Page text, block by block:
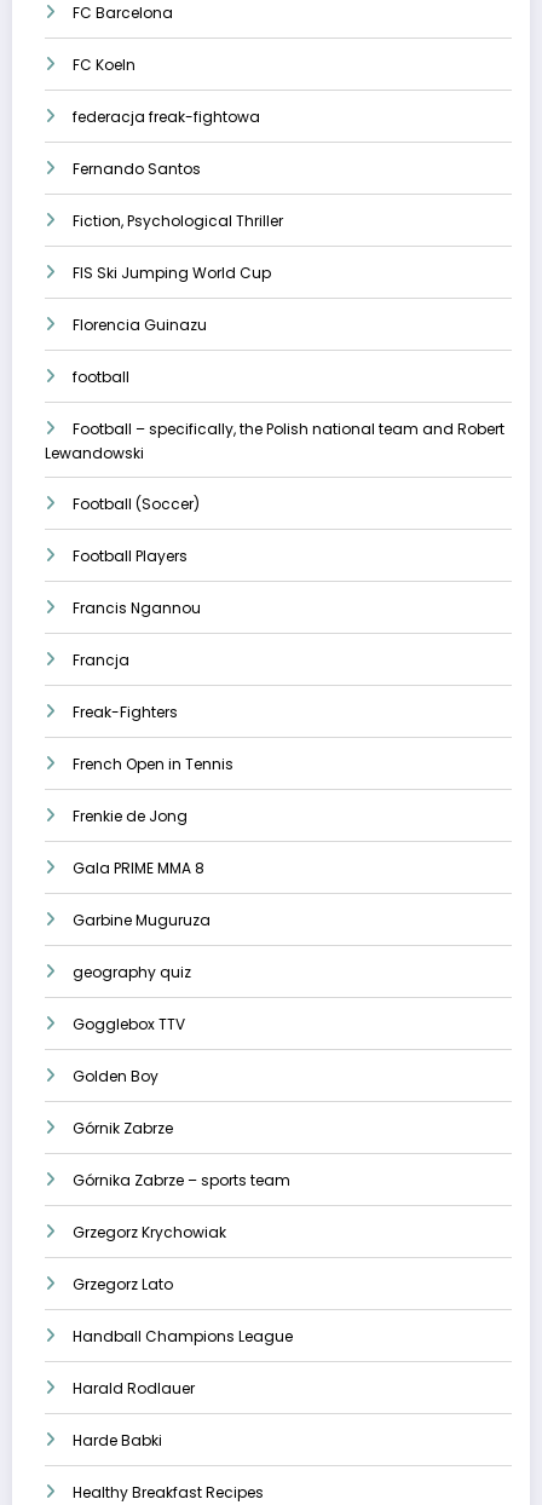
FC Barcelona
FC Koeln
federacja freak-fightowa
Fernando Santos
Fiction, Psychological Thriller
FIS Ski Jumping World Cup
Florencia Guinazu
football
Football – specifically, the Polish national team and Robert
Lewandowski
Football (Soccer)
Football Players
Francis Ngannou
Francja
Freak-Fighters
French Open in Tennis
Frenkie de Jong
Gala PRIME MMA 8
Garbine Muguruza
geography quiz
Gogglebox TTV
Golden Boy
Górnik Zabrze
Górnika Zabrze – sports team
Grzegorz Krychowiak
Grzegorz Lato
Handball Champions League
Harald Rodlauer
Harde Babki
Healthy Breakfast Recipes